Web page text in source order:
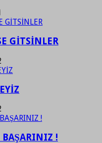
GİTSİNLER
!